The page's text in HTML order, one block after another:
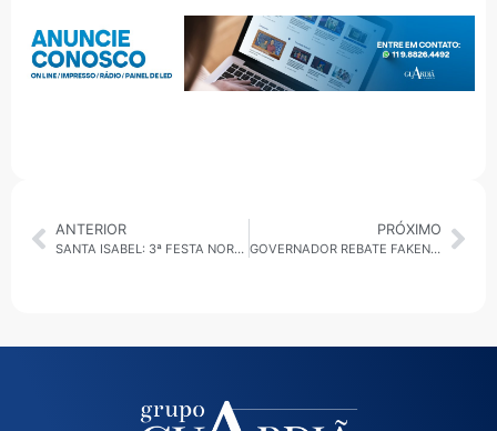
ANTERIOR
SANTA ISABEL: 3ª FESTA NORDESTINA SERÁ REALIZADA NO DIA 26 DE OUTUBRO
PRÓXIMO
GOVERNADOR REBATE FAKENEWS SOBRE FIM DO BOLSA FAMÍLIA EM DIADEMA